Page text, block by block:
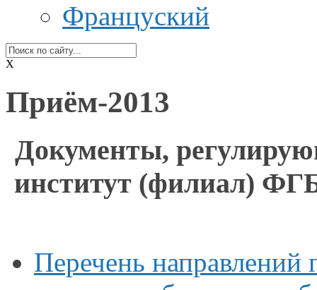
Француский
X
Приём-2013
Документы,
институт (филиал)
Перечень направлений